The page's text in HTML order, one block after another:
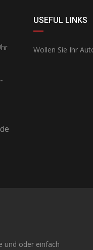
USEFUL LINKS
Wollen Sie Ihr
und oder einfach